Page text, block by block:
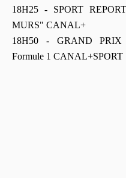
18H25 - SPORT
MURS" CANAL+
18H50 - GRAND PRIX
Formule 1 CANAL+SPORT